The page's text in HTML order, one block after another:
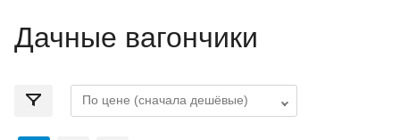
Дачные вагончики